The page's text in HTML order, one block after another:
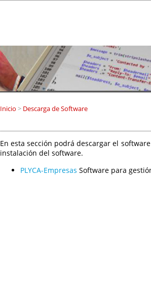
Inicio >Descarga de Software
En esta sección podrá descargar el
instalación del software.
PLYCA-Empresas Software para